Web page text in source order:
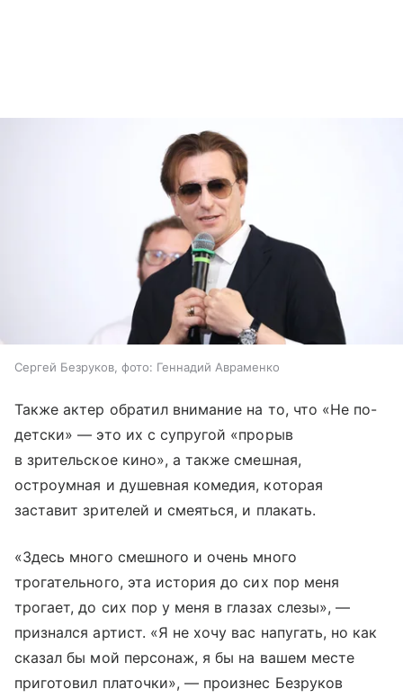
Сергей Безруков, фото: Геннадий Авраменко
Также актер обратил внимание на то, что «Не по-
детски» — это их с супругой «прорыв
в зрительское кино», а также смешная,
остроумная и душевная комедия, которая
заставит зрителей и смеяться, и плакать.
«Здесь много смешного и очень много
трогательного, эта история до сих пор меня
трогает, до сих пор у меня в глазах слезы», —
признался артист. «Я не хочу вас напугать, но как
сказал бы мой персонаж, я бы на вашем месте
приготовил платочки», — произнес Безруков